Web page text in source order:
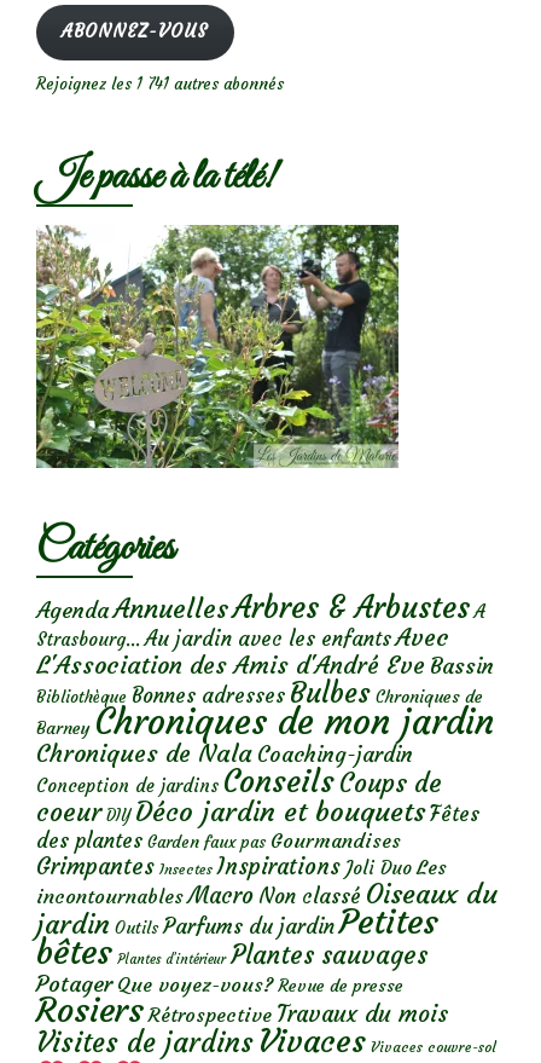
mail
ABONNEZ-VOUS
Rejoignez les 1 741 autres abonnés
Je passe à la télé!
Catégories
AgendaAnnuellesArbres & Arbustes A
Strasbourg... Au jardin avec les enfantsAvec
L'Association des Amis d'André Eve Bassin
Bibliothèque Bonnes adresses Bulbes Chroniques de
Barney Chroniques de mon jardin
Chroniques de Nala Coaching-jardin
Conception de jardins ConseilsCoups de
coeur DIY Déco jardin et bouquetsFêtes
des plantes Garden faux pas Gourmandises
Grimpantes Insectes Inspirations Joli Duo Les
incontournables Macro Non classé Oiseaux du
jardin Outils Parfums du jardinPetites
bêtes Plantes d’intérieur Plantes sauvages
Potager Que voyez-vous? Revue de presse
Rosiers Rétrospective Travaux du mois
Visites de jardins Vivaces Vivaces couvre-sol